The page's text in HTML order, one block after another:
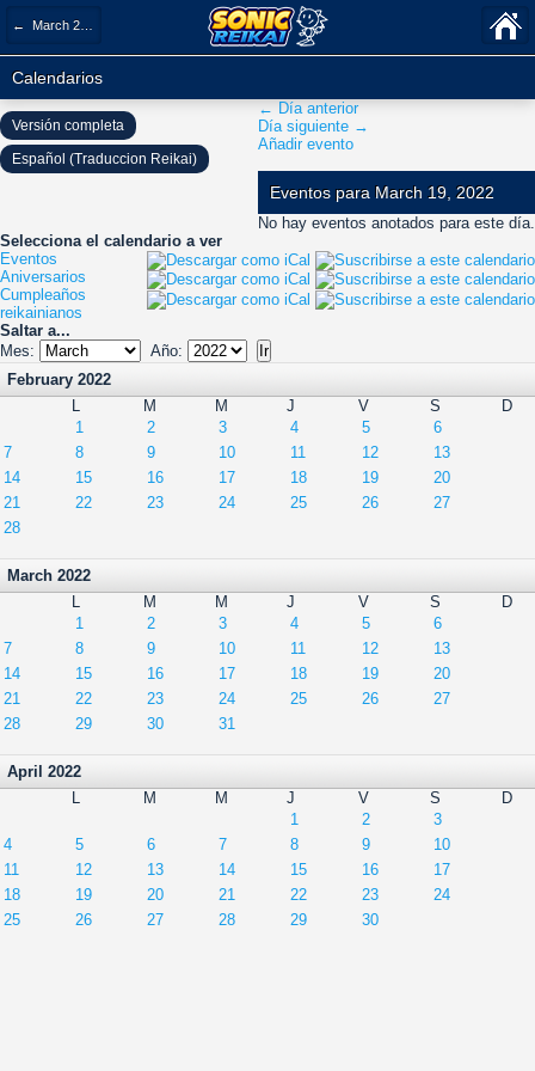
← March 2022
Calendarios
← Día anterior
Día siguiente →
Añadir evento
Eventos para March 19, 2022
No hay eventos anotados para este día.
Selecciona el calendario a ver
Eventos
Aniversarios
Cumpleaños
reikainianos
Saltar a...
Mes:
Año:
February 2022
L
M M J V S
D
1
2 3 4 5
6
7
8 9 10 11 12
13
14
15 16 17 18 19
20
21
22 23 24 25 26
27
28
March 2022
L
M M J V S
D
1
2 3 4 5
6
7
8 9 10 11 12
13
14
15 16 17 18 19
20
21
22 23 24 25 26
27
28
29 30 31
April 2022
L
M M J V S
D
1
2
3
4
5 6 7 8 9
10
11
12 13 14 15 16
17
18
19 20 21 22 23
24
25
26 27 28 29 30
Versión completa
Español (Traduccion Reikai)